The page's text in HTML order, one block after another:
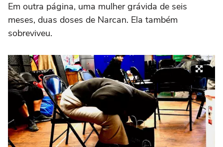
Em outra página, uma mulher grávida de seis
meses, duas doses de Narcan. Ela também
sobreviveu.